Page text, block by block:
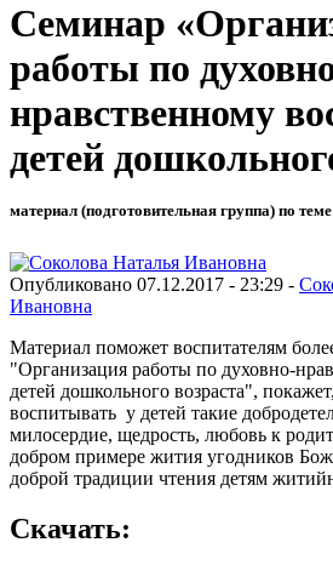
Семинар
работы по
нравственному
детей
материал (подготовительная группа) по теме
Опубликовано 07.12.2017 - 23:29 -
Ивановна
Материал поможет воспитателям
"Организация работы по духовно-
детей дошкольного возраста",
воспитывать у детей такие
милосердие, щедрость, любовь к
добром примере жития угодников
доброй традиции чтения детям
Скачать: